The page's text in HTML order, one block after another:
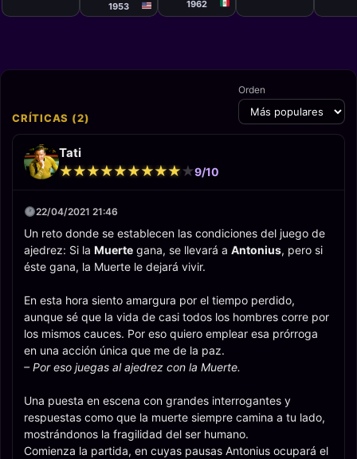
1953
1962
CRÍTICAS (2)
Orden
Tati
★
★★
★★
★★
★★
★★
★★
★★
★★
★★
★9/10
22/04/2021 21:46
Un reto donde se establecen las condiciones del juego de
ajedrez: Si la Muerte gana, se llevará a Antonius, pero si
éste gana, la Muerte le dejará vivir.
En esta hora siento amargura por el tiempo perdido,
aunque sé que la vida de casi todos los hombres corre por
los mismos cauces. Por eso quiero emplear esa prórroga
en una acción única que me de la paz.
– Por eso juegas al ajedrez con la Muerte.
Una puesta en escena con grandes interrogantes y
respuestas como que la muerte siempre camina a tu lado,
mostrándonos la fragilidad del ser humano.
Comienza la partida, en cuyas pausas Antonius ocupará el